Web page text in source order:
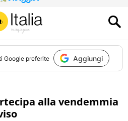
SITO
CONTRIBUISCE
ALL’AUDIENCE
DI
Google preferite Aggiungi
alla vendemmia